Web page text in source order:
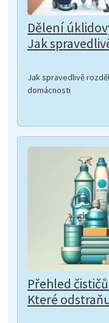
Dělení
Jak
Jak spravedlivě
domácnosti
Přehled
Které